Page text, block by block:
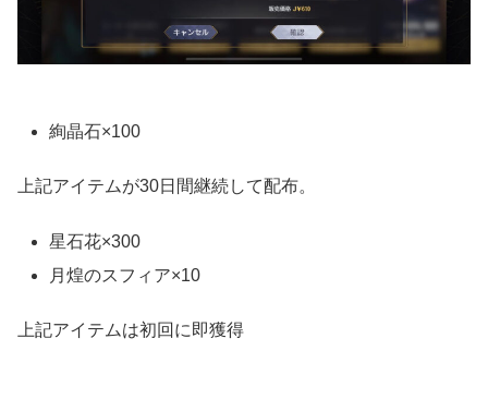
絢晶石×100
上記アイテムが30日間継続して配布。
星石花×300
月煌のスフィア×10
上記アイテムは初回に即獲得